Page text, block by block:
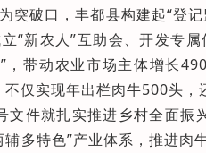
突破口，丰都县构建起“登
“新农人”互助会、开发专
，带动农业市场主体增长
不仅实现年出栏肉牛500头
文件就扎实推进乡村全面振
多特色”产业体系，推进肉